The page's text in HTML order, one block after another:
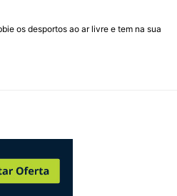
os desportos ao ar livre e tem na sua